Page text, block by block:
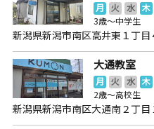
月 火 水 木
3歳～中学生
新潟県新潟市南区高井東１丁目
大通教室
月 火 水 木
2歳～高校生
新潟県新潟市南区大通南２丁目